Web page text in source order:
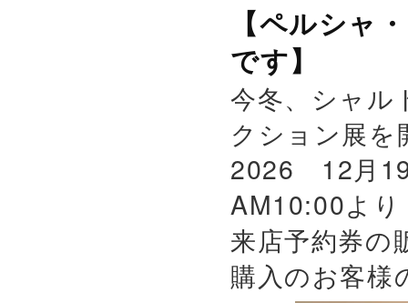
【ペルシャ
です】
今冬、シャル
クション展
2026 12月19
AM10:00よ
来店予約券の
購入のお客様